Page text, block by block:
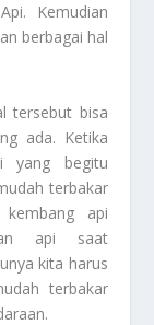
. Kemudian
berbagai hal
tersebut bisa
ada. Ketika
yang begitu
terbakar
api
api saat
kita harus
terbakar